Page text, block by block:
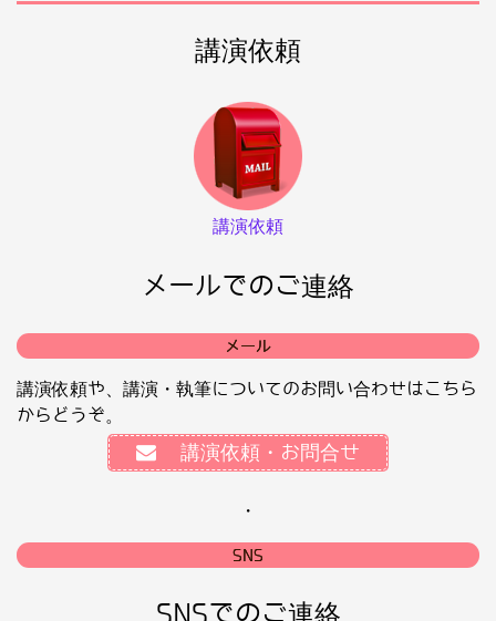
講演依頼
講演依頼
メールでのご連絡
メール
講演依頼や、講演・執筆についてのお問い合わせはこちら
からどうぞ。
講演依頼・お問合せ
・
SNS
SNSでのご連絡